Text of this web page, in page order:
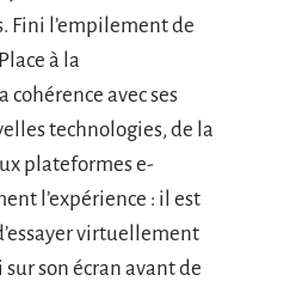
Fini l’empilement de
à la
avec ses
technologies, de la
plateformes e-
l’expérience : il est
virtuellement
sur son écran avant de